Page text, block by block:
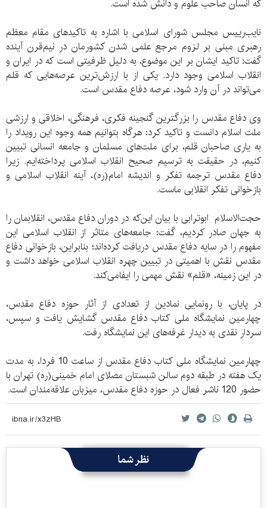
که انسان صاحب علوم و دانش شده است.
نایب‌رییس مجلس شورای اسلامی با اشاره به تاکید‌های مقام معظم
رهبری مبنی بر لزوم مرجع علمی شدن کشورمان در نیم‌قرن آینده
گفت: تاکید ایشان بر این موضوع، به دلیل ظرفیتی است که در ایران و
انقلاب اسلامی وجود دارد. یکی از با ارزش‌ترین عرصه‌هایی که قلم
می‌تواند در آن وارد شود، عرصه دفاع مقدس است.
وی دفاع مقدس را بزرگترین گنجینه فکری، فرهنگی، اخلاقی و ارزشی
ملت اسلام دانست و تاکید کرد: هرگاه بتوانیم همه وجوه این رویداد را
به یاری صاحبان قلم، برای ملت‌های مسلمان و جامعه انسانی تبیین
کنیم، در حقیقت به ترسیم صحیح انقلاب اسلامی پرداخته‌ایم. زیرا
دفاع مقدس ترجمه تفکر و اندیشه امام(ره)، آینه انقلاب اسلامی و
بازخوانی تفکر انقلابی ماست.
حجت‌الاسلام‌ ابوترابی با بیان این‌که در دوران دفاع مقدس، انقلابمان را
به جهان صادر کردیم، گفت: جامعه‌های متاثر از انقلاب اسلامی این
مفهوم را در سایه دفاع مقدس دریافت کرده‌اند؛ بنابراین، بازخوانی دفاع
مقدس نقش با اهمیتی در تبیین چهره انقلاب اسلامی خواهد داشت و
در این زمینه، «قلم» نقش مهمی را ایفامی‌کند.
در پایان، با رونمایی نمادین از تعدادی از آثار حوزه دفاع مقدس،
چهارمین نمایشگاه ملی کتاب دفاع مقدس گشایش یافت و سپس،
سردار نقدی به دیدار غرفه‌های این نمایشگاه رفت.
چهارمین نمایشگاه ملی کتاب دفاع مقدس از ساعت 10 فردا، به مدت
یک هفته در طبقه دوم سالن شبستان مصلای امام خمینی(ره) تهران با
حضور 120 ناشر فعال در حوزه دفاع مقدس، میزبان علاقه‌مندان است.
نظر شما